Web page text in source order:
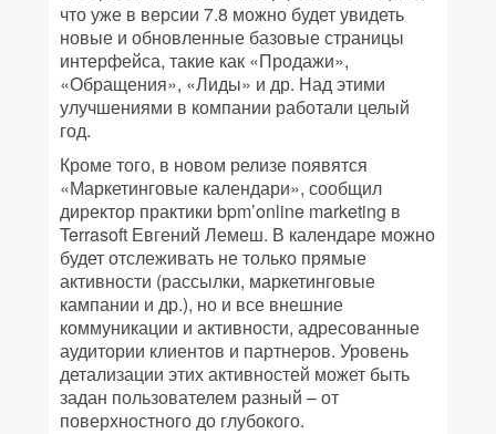
что уже в версии 7.8 можно будет увидеть
новые и обновленные базовые страницы
интерфейса, такие как «Продажи»,
«Обращения», «Лиды» и др. Над этими
улучшениями в компании работали целый
год.
Кроме того, в новом релизе появятся
«Маркетинговые календари», сообщил
директор практики bpm’online marketing в
Terrasoft Евгений Лемеш. В календаре можно
будет отслеживать не только прямые
активности (рассылки, маркетинговые
кампании и др.), но и все внешние
коммуникации и активности, адресованные
аудитории клиентов и партнеров. Уровень
детализации этих активностей может быть
задан пользователем разный – от
поверхностного до глубокого.